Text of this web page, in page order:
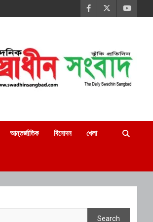
আন্তর্জাতিক বিনোদন খেলা
Search